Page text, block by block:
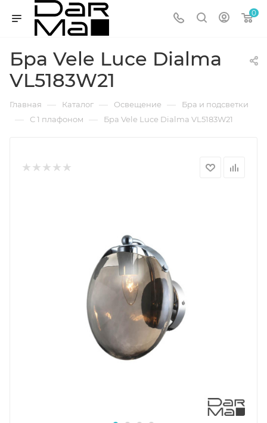
0
Бра Vele Luce Dialma
VL5183W21
Главная — Каталог — Освещение — Бра и подсветки
— С 1 плафоном — Бра Vele Luce Dialma VL5183W21